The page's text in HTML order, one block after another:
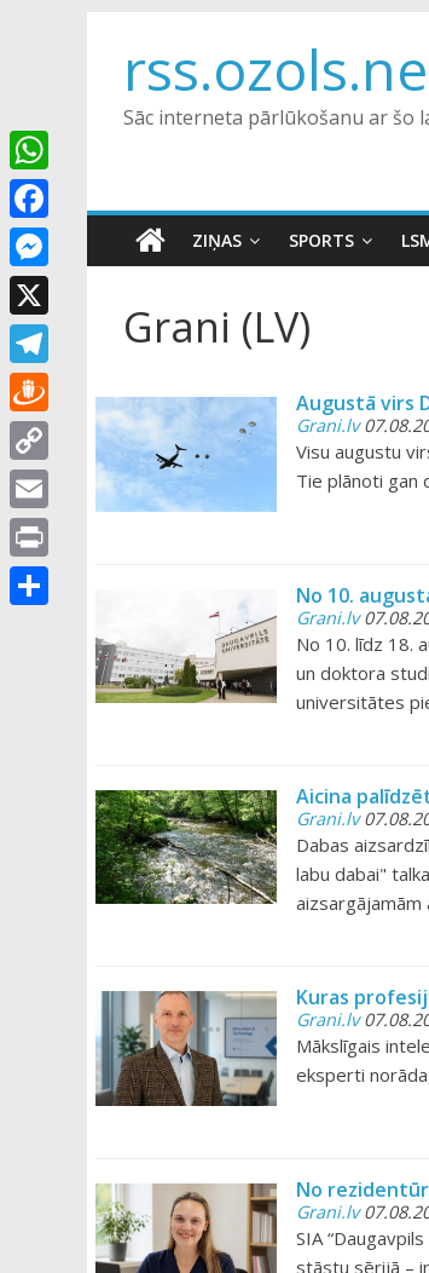
content
Sāc interneta pārlūkošanu ar šo
ZIŅAS SPORTS
Grani (LV)
Augustā virs
Grani.lv
Visu augustu
Tie plānoti gan
No 10.
Grani.lv
No 10. līdz 18.
un doktora
universitātes
Aicina
Grani.lv
Dabas
labu dabai"
aizsargājamām
Kuras
Grani.lv
Mākslīgais
eksperti
No
Grani.lv
SIA
stāstu sērijā –
W
h
a
t
s
A
p
p
F
a
c
e
b
o
o
k
M
e
s
s
e
n
g
e
r
X
T
e
l
e
g
r
D
r
a
u
g
C
o
p
y
E
m
a
P